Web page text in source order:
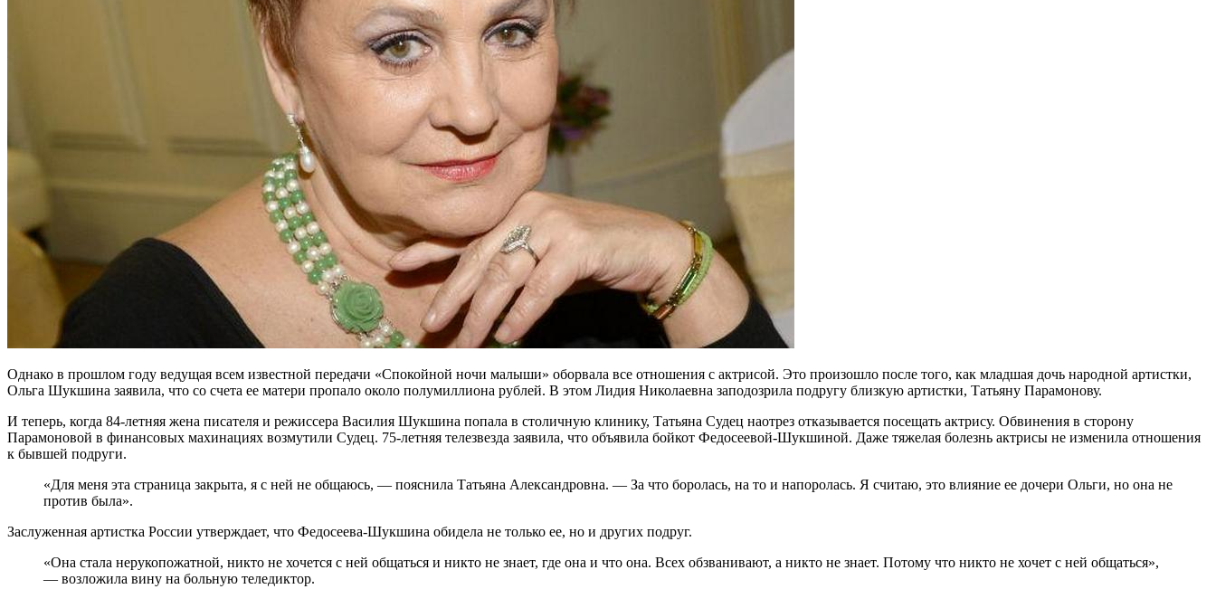
Однако в прошлом году ведущая всем известной передачи «Спокойной ночи малыши» оборвала все отношения с актрисой. Это произошло после того, как младшая дочь народной артистки,
Ольга Шукшина заявила, что со счета ее матери пропало около полумиллиона рублей. В этом Лидия Николаевна заподозрила подругу близкую артистки, Татьяну Парамонову.
И теперь, когда 84-летняя жена писателя и режиссера Василия Шукшина попала в столичную клинику, Татьяна Судец наотрез отказывается посещать актрису. Обвинения в сторону
Парамоновой в финансовых махинациях возмутили Судец. 75-летняя телезвезда заявила, что объявила бойкот Федосеевой-Шукшиной. Даже тяжелая болезнь актрисы не изменила отношения
к бывшей подруги.
«Для меня эта страница закрыта, я с ней не общаюсь, — пояснила Татьяна Александровна. — За что боролась, на то и напоролась. Я считаю, это влияние ее дочери Ольги, но она не
против была».
Заслуженная артистка России утверждает, что Федосеева-Шукшина обидела не только ее, но и других подруг.
«Она стала нерукопожатной, никто не хочется с ней общаться и никто не знает, где она и что она. Всех обзванивают, а никто не знает. Потому что никто не хочет с ней общаться»,
— возложила вину на больную теледиктор.